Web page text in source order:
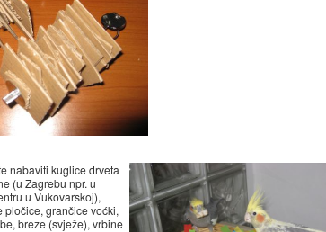
nabaviti kuglice drveta
(u Zagrebu npr. u
u Vukovarskoj),
pločice, grančice voćki,
breze (svježe), vrbine